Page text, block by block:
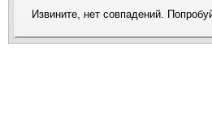
Извините, нет совпадений.